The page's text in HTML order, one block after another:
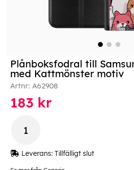
Plånboksfodral till
med Kattmönster motiv
Artnr: A62908
183 kr
Leverans: Tillfälligt slut